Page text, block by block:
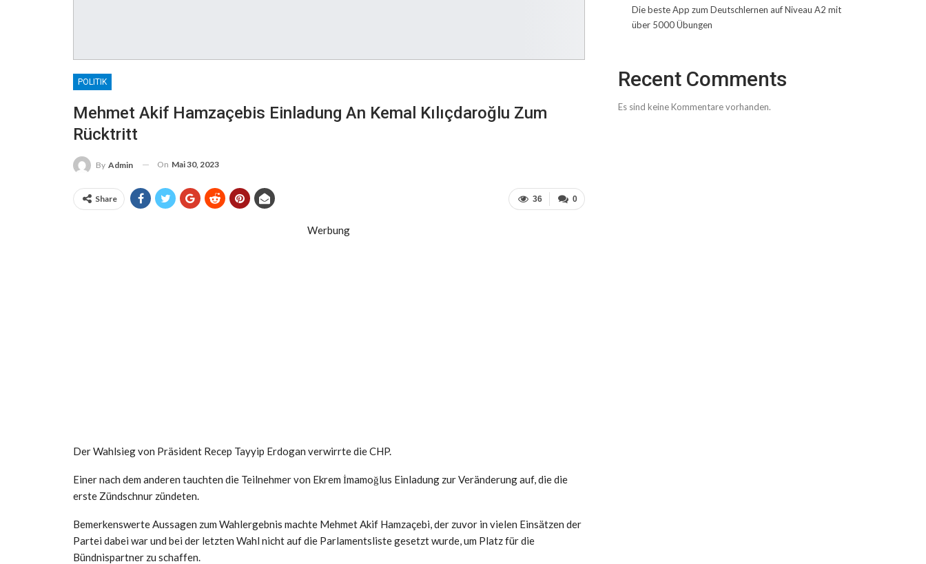
POLITIK
Mehmet Akif Hamzaçebis Einladung An Kemal Kılıçdaroğlu Zum
Rücktritt
By Admin On Mai 30, 2023
0
36
Share
Werbung
Der Wahlsieg von Präsident Recep Tayyip Erdogan verwirrte die CHP.
Einer nach dem anderen tauchten die Teilnehmer von Ekrem İmamoğlus Einladung zur Veränderung auf, die die
erste Zündschnur zündeten.
Bemerkenswerte Aussagen zum Wahlergebnis machte Mehmet Akif Hamzaçebi, der zuvor in vielen Einsätzen der
Partei dabei war und bei der letzten Wahl nicht auf die Parlamentsliste gesetzt wurde, um Platz für die
Bündnispartner zu schaffen.
Die beste App zum Deutschlernen auf Niveau A2 mit
über 5000 Übungen
Recent Comments
Es sind keine Kommentare vorhanden.